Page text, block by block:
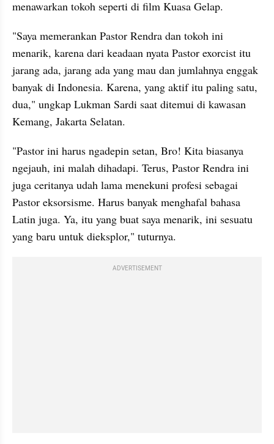
menawarkan tokoh seperti di film Kuasa Gelap.
"Saya memerankan Pastor Rendra dan tokoh ini
menarik, karena dari keadaan nyata Pastor exorcist itu
jarang ada, jarang ada yang mau dan jumlahnya enggak
banyak di Indonesia. Karena, yang aktif itu paling satu,
dua," ungkap Lukman Sardi saat ditemui di kawasan
Kemang, Jakarta Selatan.
"Pastor ini harus ngadepin setan, Bro! Kita biasanya
ngejauh, ini malah dihadapi. Terus, Pastor Rendra ini
juga ceritanya udah lama menekuni profesi sebagai
Pastor eksorsisme. Harus banyak menghafal bahasa
Latin juga. Ya, itu yang buat saya menarik, ini sesuatu
yang baru untuk dieksplor," tuturnya.
ADVERTISEMENT